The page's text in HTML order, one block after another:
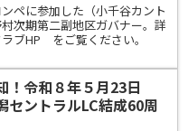
ペに参加した（小千谷カント
次期第二副地区ガバナー。詳
ブHP をご覧ください。
！令和８年５月23日
ントラルLC結成60周